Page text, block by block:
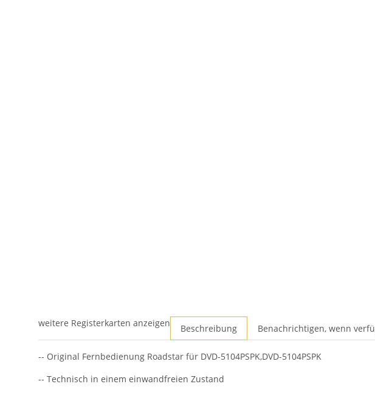
weitere Registerkarten anzeigen Beschreibung Benachrichtigen, wenn
-- Original Fernbedienung Roadstar für DVD-5104PSPK,DVD-5104PSPK
-- Technisch in einem einwandfreien Zustand